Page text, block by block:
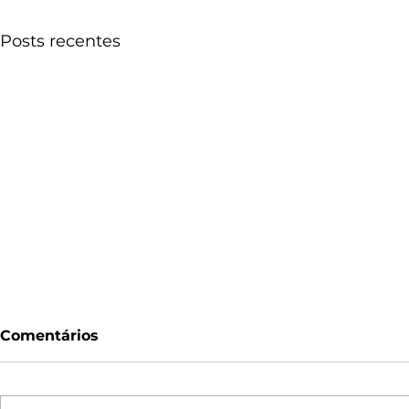
Posts recentes
Comentários